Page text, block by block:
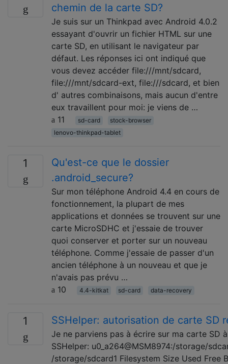
chemin de la carte SD?
Je suis sur un Thinkpad avec Android 4.0.2
essayant d'ouvrir un fichier HTML sur une
carte SD, en utilisant le navigateur par
défaut. Les réponses ici ont indiqué que
vous devez accéder file:///mnt/sdcard,
file:///mnt/sdcard-ext, file:///sdcard, et bien
d' autres combinaisons, mais aucun d'entre
eux travaillent pour moi: je viens de …
11
sd-card
stock-browser
lenovo-thinkpad-tablet
1
Qu'est-ce que le dossier
.android_secure?
Sur mon téléphone Android 4.4 en cours de
fonctionnement, la plupart de mes
applications et données se trouvent sur une
carte MicroSDHC et j'essaie de trouver
quoi conserver et porter sur un nouveau
téléphone. Comme j'essaie de passer d'un
ancien téléphone à un nouveau et que je
n'avais pas prévu …
10
4.4-kitkat sd-card data-recovery
1 SSHelper: autorisation de carte SD
Je ne parviens pas à écrire sur ma carte SD
SSHelper: u0_a264@MSM8974:/storage/
/storage/sdcard1 Filesystem Size Used Free